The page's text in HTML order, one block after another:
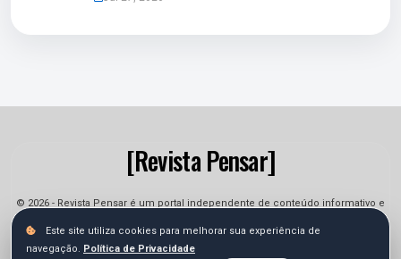
[Revista Pensar]
© 2026 - Revista Pensar é um portal independente de conteúdo informativo e
jornalístico. As informações podem sofrer alterações.
Este site utiliza cookies para melhorar sua experiência de
navegação. Política de Privacidade